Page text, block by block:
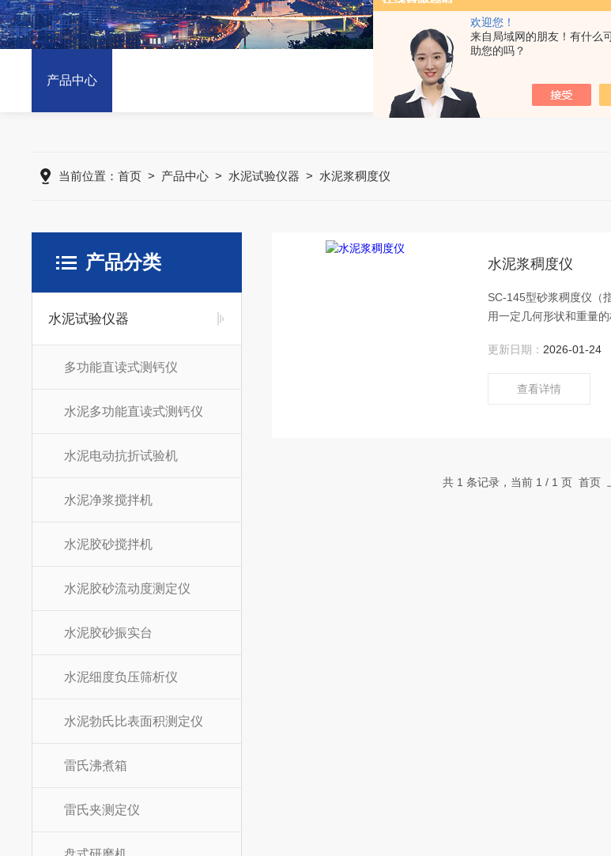
欢迎您！
来自局域网的朋友！有什么
助您的吗？
产品中心
当前位置：首页 > 产品中心 > 水泥试验仪器 > 水泥浆稠度仪
产品分类
水泥试验仪器
多功能直读式测钙仪
水泥多功能直读式测钙仪
水泥电动抗折试验机
水泥净浆搅拌机
水泥胶砂搅拌机
水泥胶砂流动度测定仪
水泥胶砂振实台
水泥细度负压筛析仪
水泥勃氏比表面积测定仪
雷氏沸煮箱
雷氏夹测定仪
水泥浆稠度仪
SC-145型砂浆稠度仪（
用一定几何形状和重量
更新日期： 2026-01-24
查看详情
共 1 条记录，当前 1 / 1 页 首页